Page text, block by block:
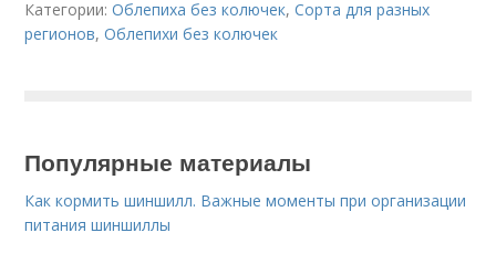
Категории:Облепиха без колючек,Сорта для разных
регионов,Облепихи без колючек
Популярные материалы
Как кормить шиншилл. Важные моменты при организации
питания шиншиллы